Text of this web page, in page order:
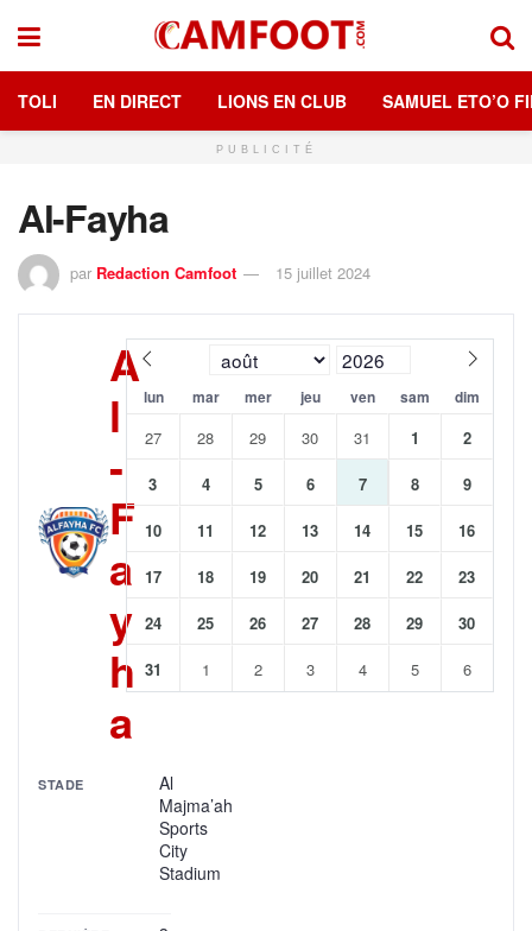
TOLI EN DIRECT LIONS EN CLUB SAMUEL ETO’O
PUBLICITÉ
Al-Fayha
par Redaction Camfoot 15 juillet 2024
A
l
-
F
a
y
h
a
STADE
Al
Majma’ah
Sports
City
Stadium
lun mar mer jeu ven sam dim
27 28 29 30 31 1 2
3 4 5 6 7 8 9
10 11 12 13 14 15 16
17 18 19 20 21 22 23
24 25 26 27 28 29 30
31 1 2 3 4 5 6